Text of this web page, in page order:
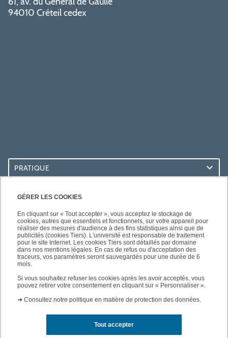
GÉRER LES COOKIES
En cliquant sur « Tout accepter », vous acceptez le stockage de
cookies, autres que essentiels et fonctionnels, sur votre appareil pour
réaliser des mesures d'audience à des fins statistiques ainsi que de
publicités (cookies Tiers). L'université est responsable de traitement
pour le site Internet. Les cookies Tiers sont détaillés par domaine
dans nos mentions légales. En cas de refus ou d'acceptation des
traceurs, vos paramètres seront sauvegardés pour une durée de 6
mois.
Si vous souhaitez refuser les cookies après les avoir acceptés, vous
pouvez retirer votre consentement en cliquant sur « Personnaliser ».
➜ Consultez notre politique en matière de protection des données.
Tout accepter
94010 Créteil cedex
PRATIQUE
ACCÈS RAPIDES
SUIVEZ-NOUS
Mentions légales